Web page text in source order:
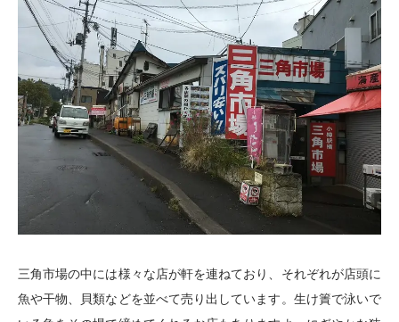
三角市場の中には様々な店が軒を連ねており、それぞれが店頭に
魚や干物、貝類などを並べて売り出しています。生け簀で泳いで